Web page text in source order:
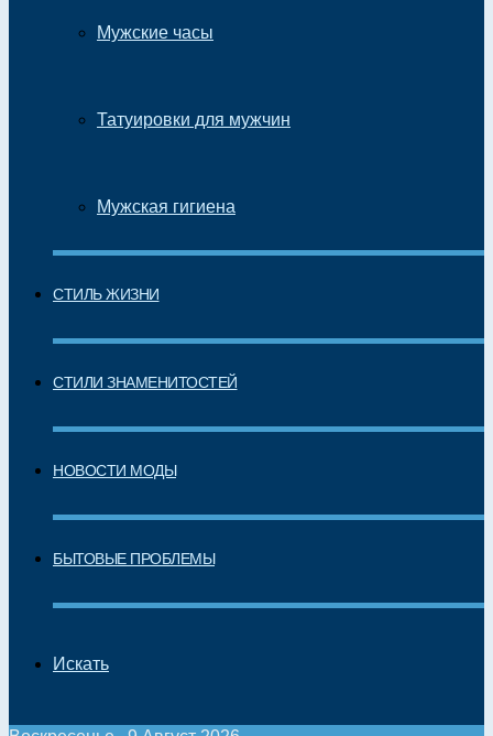
Мужские часы
Татуировки для мужчин
Мужская гигиена
СТИЛЬ ЖИЗНИ
СТИЛИ ЗНАМЕНИТОСТЕЙ
НОВОСТИ МОДЫ
БЫТОВЫЕ ПРОБЛЕМЫ
Искать